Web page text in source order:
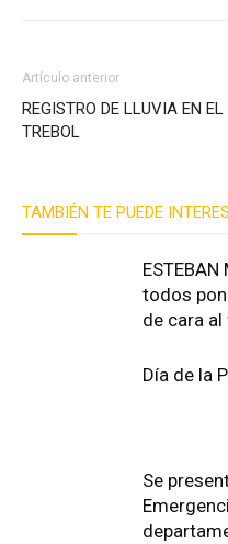
Artículo anterior
REGISTRO DE LLUVIA EN EL
TREBOL
TAMBIÉN TE PUEDE
todos
de cara al
Día de la
Se